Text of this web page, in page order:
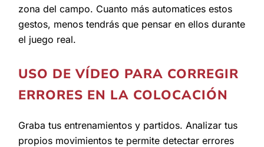
zona del campo. Cuanto más automatices estos
gestos, menos tendrás que pensar en ellos durante
el juego real.
USO DE VÍDEO PARA CORREGIR
ERRORES EN LA COLOCACIÓN
Graba tus entrenamientos y partidos. Analizar tus
propios movimientos te permite detectar errores